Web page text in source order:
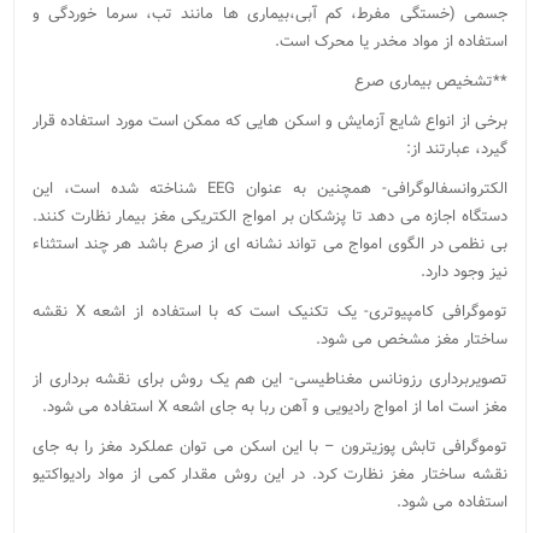
جسمی (خستگی مفرط، کم آبی،بیماری ها مانند تب، سرما خوردگی و
استفاده از مواد مخدر یا محرک است.
**تشخیص بیماری صرع
برخی از انواع شایع آزمایش و اسکن هایی که ممکن است مورد استفاده قرار
گیرد، عبارتند از:
الکتروانسفالوگرافی- همچنین به عنوان EEG شناخته شده است، این
دستگاه اجازه می دهد تا پزشکان بر امواج الکتریکی مغز بیمار نظارت کنند.
بی نظمی در الگوی امواج می تواند نشانه ای از صرع باشد هر چند استثناء
نیز وجود دارد.
توموگرافی کامپیوتری- یک تکنیک است که با استفاده از اشعه X نقشه
ساختار مغز مشخص می شود.
تصویربرداری رزونانس مغناطیسی- این هم یک روش برای نقشه برداری از
مغز است اما از امواج رادیویی و آهن ربا به جای اشعه X استفاده می شود.
توموگرافی تابش پوزیترون – با این اسکن می توان عملکرد مغز را به جای
نقشه ساختار مغز نظارت کرد. در این روش مقدار کمی از مواد رادیواکتیو
استفاده می شود.